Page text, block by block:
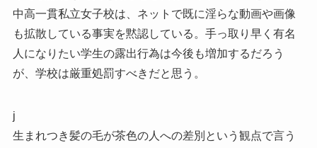
中高一貫私立女子校は、ネットで既に淫らな動画や画像
も拡散している事実を黙認している。手っ取り早く有名
人になりたい学生の露出行為は今後も増加するだろう
が、学校は厳重処罰すべきだと思う。
j
生まれつき髪の毛が茶色の人への差別という観点で言う